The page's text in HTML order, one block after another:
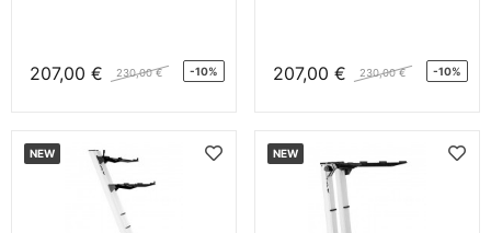
207,00 € 230,00 € -10% 207,00 € 230,00 € -10%
NEW NEW